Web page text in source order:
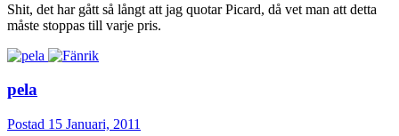
Shit, det har gått så långt att jag quotar Picard, då vet man att detta
måste stoppas till varje pris.
pela
Postad 15 Januari, 2011